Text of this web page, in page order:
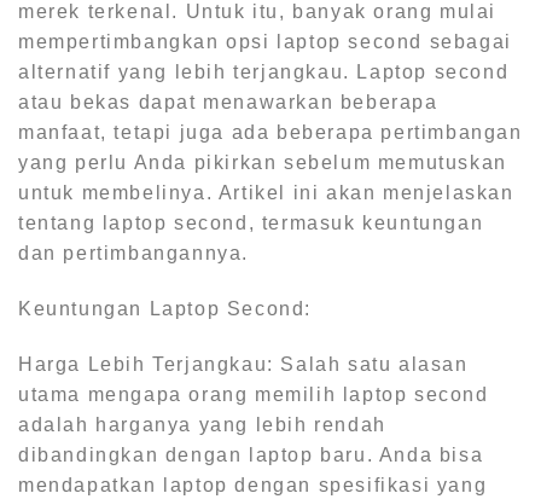
merek terkenal. Untuk itu, banyak orang mulai
mempertimbangkan opsi laptop second sebagai
alternatif yang lebih terjangkau. Laptop second
atau bekas dapat menawarkan beberapa
manfaat, tetapi juga ada beberapa pertimbangan
yang perlu Anda pikirkan sebelum memutuskan
untuk membelinya. Artikel ini akan menjelaskan
tentang laptop second, termasuk keuntungan
dan pertimbangannya.
Keuntungan Laptop Second:
Harga Lebih Terjangkau: Salah satu alasan
utama mengapa orang memilih laptop second
adalah harganya yang lebih rendah
dibandingkan dengan laptop baru. Anda bisa
mendapatkan laptop dengan spesifikasi yang